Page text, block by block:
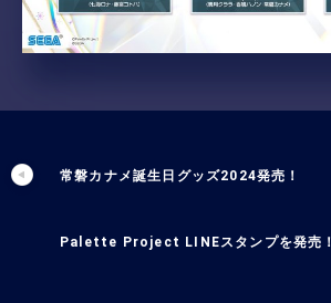
常磐カナメ誕生日グッズ2024発売！
Palette Project LINEスタンプを発売！